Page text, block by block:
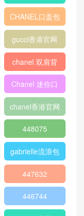
CHANEL口盖包
gucci香港官网
chanel 双肩背
包
Chanel 迷你口
盖包
chanel香港官网
448075
gabrielle流浪包
447632
446744